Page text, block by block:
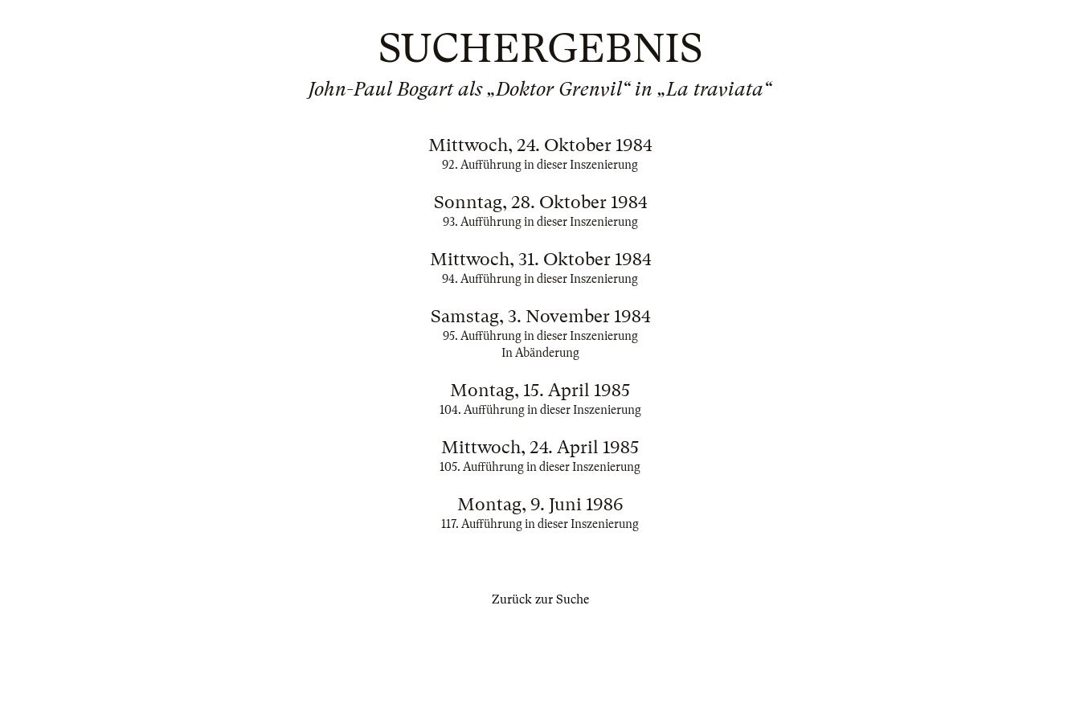
SUCHERGEBNIS
John-Paul Bogart als „Doktor Grenvil“ in „La traviata“
Mittwoch, 24. Oktober 1984
92. Aufführung in dieser Inszenierung
Sonntag, 28. Oktober 1984
93. Aufführung in dieser Inszenierung
Mittwoch, 31. Oktober 1984
94. Aufführung in dieser Inszenierung
Samstag, 3. November 1984
95. Aufführung in dieser Inszenierung
In Abänderung
Montag, 15. April 1985
104. Aufführung in dieser Inszenierung
Mittwoch, 24. April 1985
105. Aufführung in dieser Inszenierung
Montag, 9. Juni 1986
117. Aufführung in dieser Inszenierung
Zurück zur Suche